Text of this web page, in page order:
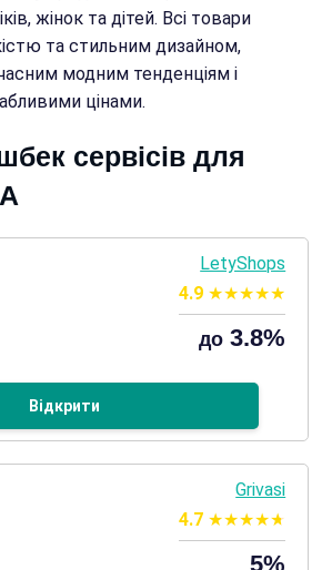
жінок та дітей. Всі товари
та стильним дизайном,
модним тенденціям і
цінами.
сервісів для
LetyShops
4.9
до 3.8%
Відкрити
Grivasi
4.7
5%